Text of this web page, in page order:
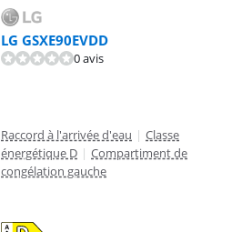
LG GSXE90EVDD
0 avis
Raccord à l'arrivée d'eau | Classe
énergétique D | Compartiment de
congélation gauche